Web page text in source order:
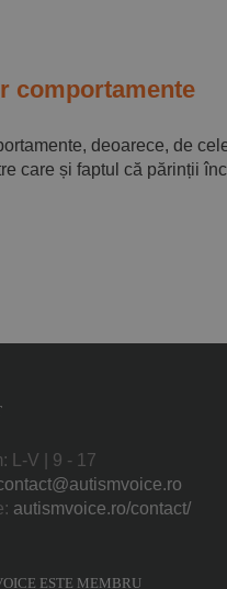
comportamente
deoarece, de
care și faptul că părinții
L-V | 9 - 17
autismvoice.ro/contact/
ESTE MEMBRU